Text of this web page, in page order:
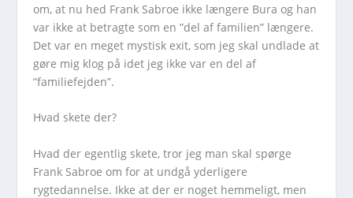
om, at nu hed Frank Sabroe ikke længere Bura og han
var ikke at betragte som en ”del af familien” længere.
Det var en meget mystisk exit, som jeg skal undlade at
gøre mig klog på idet jeg ikke var en del af
”familiefejden”.
Hvad skete der?
Hvad der egentlig skete, tror jeg man skal spørge
Frank Sabroe om for at undgå yderligere
rygtedannelse. Ikke at der er noget hemmeligt, men